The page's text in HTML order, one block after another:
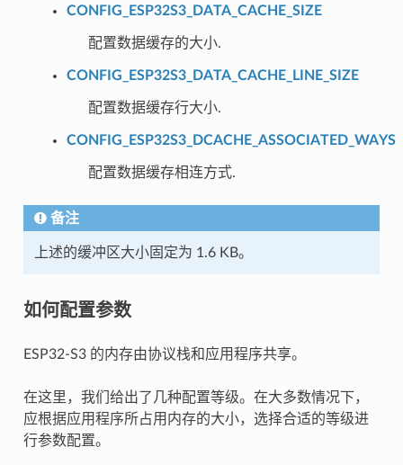
CONFIG_ESP32S3_DATA_CACHE_SIZE
配置数据缓存的大小.
CONFIG_ESP32S3_DATA_CACHE_LINE_SIZE
配置数据缓存行大小.
CONFIG_ESP32S3_DCACHE_ASSOCIATED_WAYS
配置数据缓存相连方式.
备注
上述的缓冲区大小固定为 1.6 KB。
如何配置参数
ESP32-S3 的内存由协议栈和应用程序共享。
在这里，我们给出了几种配置等级。在大多数情况下，
应根据应用程序所占用内存的大小，选择合适的等级进
行参数配置。